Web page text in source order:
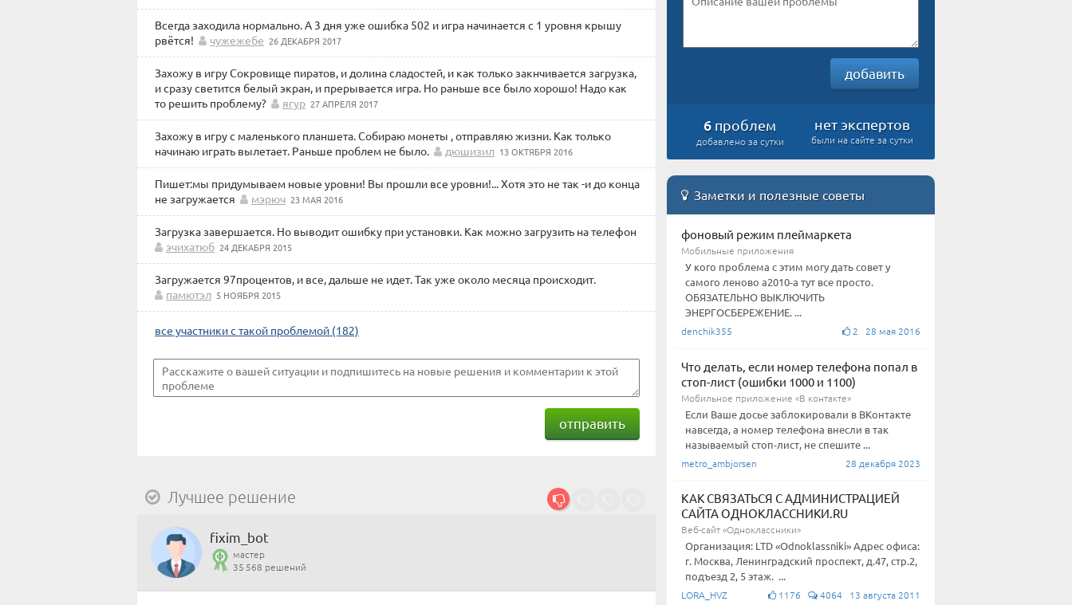
Всегда заходила нормально. А 3 дня уже ошибка 502 и игра начинается с 1 уровня крышу
рвётся!
чужежебе 26 ДЕКАБРЯ 2017
Захожу в игру Сокровище пиратов, и долина сладостей, и как только закнчивается загрузка,
и сразу светится белый экран, и прерывается игра. Но раньше все было хорошо! Надо как
то решить проблему?
ягур 27 АПРЕЛЯ 2017
Захожу в игру с маленького планшета. Собираю монеты , отправляю жизни. Как только
начинаю играть вылетает. Раньше проблем не было.
дюшизил 13 ОКТЯБРЯ 2016
Пишет:мы придумываем новые уровни! Вы прошли все уровни!... Хотя это не так -и до конца
не загружается
мэрюч 23 МАЯ 2016
Загрузка завершается. Но выводит ошибку при установки. Как можно загрузить на телефон
эчихатюб 24 ДЕКАБРЯ 2015
Загружается 97процентов, и все, дальше не идет. Так уже около месяца происходит.
памютэл 5 НОЯБРЯ 2015
все участники с такой проблемой (182)
отправить
Лучшее решение
fixim_bot
мастер
35 568 решений
добавить
6 проблем
добавлено за сутки
нет экспертов
были на сайте за сутки
Заметки и полезные советы
фоновый режим плеймаркета
Мобильные приложения
У кого проблема с этим могу дать совет у
самого леново а2010-а тут все просто.
ОБЯЗАТЕЛЬНО ВЫКЛЮЧИТЬ
ЭНЕРГОСБЕРЕЖЕНИЕ. ...
denchik355 2 28 мая 2016
Что делать, если номер телефона попал в
стоп-лист (ошибки 1000 и 1100)
Мобильное приложение «В контакте»
Если Ваше досье заблокировали в ВКонтакте
навсегда, а номер телефона внесли в так
называемый стоп-лист, не спешите ...
metro_ambjorsen 28 декабря 2023
КАК СВЯЗАТЬСЯ С АДМИНИСТРАЦИЕЙ
САЙТА ОДНОКЛАССНИКИ.RU
Веб-сайт «Одноклассники»
Организация: LTD «Odnoklassniki» Адрес офиса:
г. Москва, Ленинградский проспект, д.47, стр.2,
подъезд 2, 5 этаж. ...
LORA_HVZ 1176 4064 13 августа 2011